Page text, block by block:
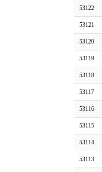
53122
53121
53120
53119
53118
53117
53116
53115
53114
53113